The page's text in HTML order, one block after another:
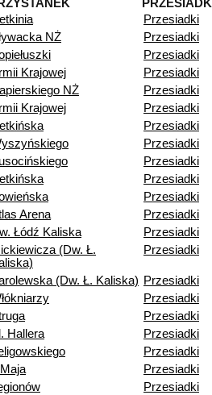
PRZESIADKI
Przesiadki
NŻ
Przesiadki
Przesiadki
Krajowej
Przesiadki
NŻ
Przesiadki
Krajowej
Przesiadki
Przesiadki
Przesiadki
Przesiadki
Przesiadki
Przesiadki
Arena
Przesiadki
Łódź Kaliska
Przesiadki
(Dw. Ł.
Przesiadki
(Dw. Ł. Kaliska) Przesiadki
Przesiadki
Przesiadki
Hallera
Przesiadki
Przesiadki
Przesiadki
Przesiadki